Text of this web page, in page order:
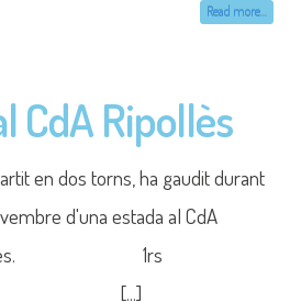
Read more...
CdA Ripollès
en dos torns, ha gaudit durant
d'una estada al CdA
Planoles. 1rs
[...]